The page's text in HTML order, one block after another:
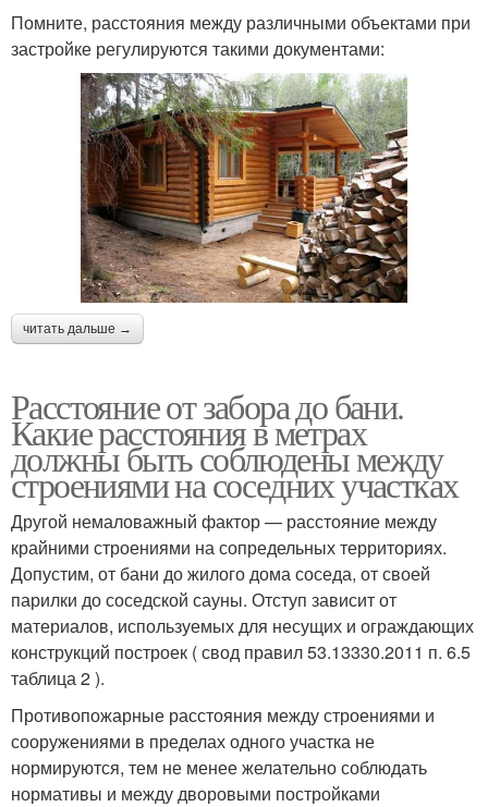
Помните, расстояния между различными объектами при
застройке регулируются такими документами:
читать дальше →
Расстояние от забора до бани.
Какие расстояния в метрах
должны быть соблюдены между
строениями на соседних участках
Другой немаловажный фактор — расстояние между
крайними строениями на сопредельных территориях.
Допустим, от бани до жилого дома соседа, от своей
парилки до соседской сауны. Отступ зависит от
материалов, используемых для несущих и ограждающих
конструкций построек ( свод правил 53.13330.2011 п. 6.5
таблица 2 ).
Противопожарные расстояния между строениями и
сооружениями в пределах одного участка не
нормируются, тем не менее желательно соблюдать
нормативы и между дворовыми постройками